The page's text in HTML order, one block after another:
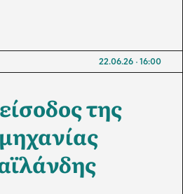
22.06.26 16:00
της